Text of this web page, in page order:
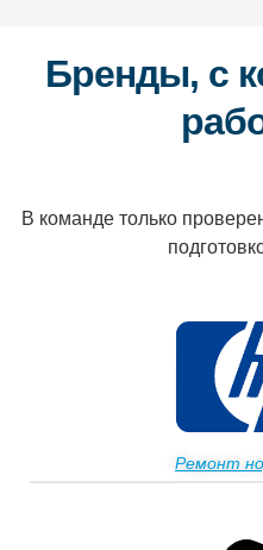
Бренды, с
В команде только
Ремонт